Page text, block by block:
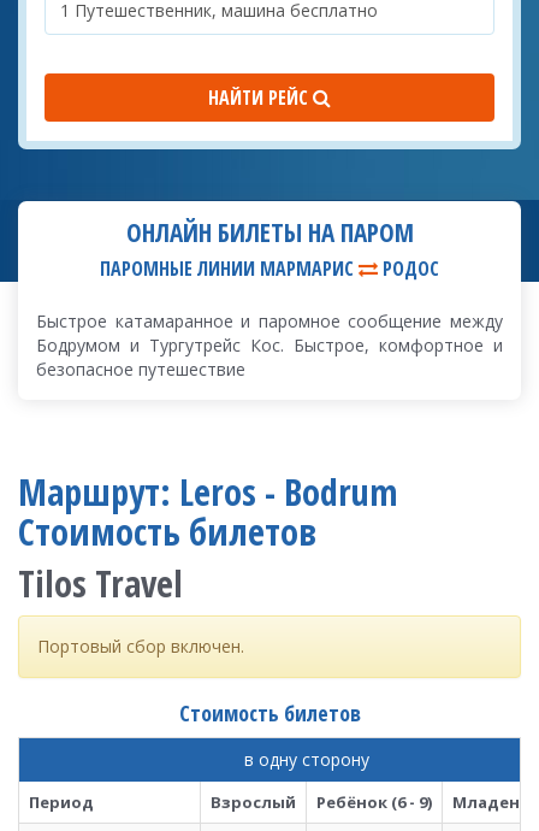
НАЙТИ РЕЙС
ОНЛАЙН БИЛЕТЫ НА ПАРОМ
ПАРОМНЫЕ ЛИНИИ МАРМАРИС РОДОС
Быстрое катамаранное и паромное сообщение между
Бодрумом и Тургутрейс Кос. Быстрое, комфортное и
безопасное путешествие
Маршрут: Leros - Bodrum
Стоимость билетов
Tilos Travel
Портовый сбор включен.
Стоимость билетов
в одну сторону
Период Взрослый Ребёнок (6 - 9)
Младенец